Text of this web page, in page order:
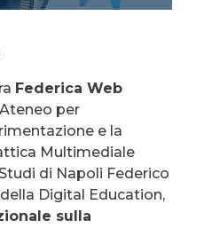
Federica Web
per
e la
Multimediale
di Napoli Federico
Digital Education,
sulla